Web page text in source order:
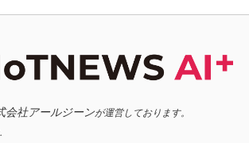
会社アールジーンが運営しております。